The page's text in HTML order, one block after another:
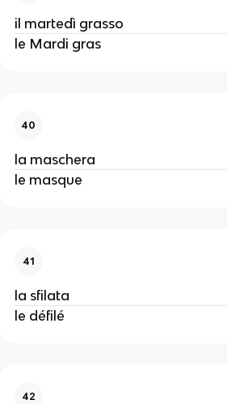
il martedì grasso
le Mardi gras
40
la maschera
le masque
41
la sfilata
le défilé
42